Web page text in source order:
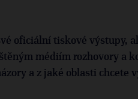
oficiální tiskové výstupy,
médiím rozhovory a
a z jaké oblasti chcete